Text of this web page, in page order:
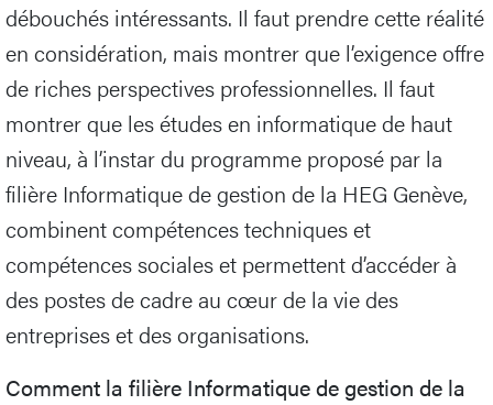
débouchés intéressants. Il faut prendre cette réalité
en considération, mais montrer que l’exigence offre
de riches perspectives professionnelles. Il faut
montrer que les études en informatique de haut
niveau, à l’instar du programme proposé par la
filière Informatique de gestion de la HEG Genève,
combinent compétences techniques et
compétences sociales et permettent d’accéder à
des postes de cadre au cœur de la vie des
entreprises et des organisations.
Comment la filière Informatique de gestion de la